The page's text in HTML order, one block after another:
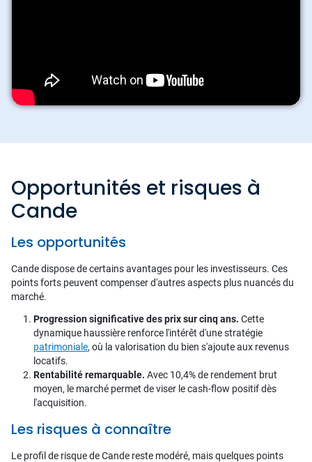
Opportunités et risques à
Cande
Les opportunités
Cande dispose de certains avantages pour les investisseurs. Ces
points forts peuvent compenser d'autres aspects plus nuancés du
marché.
Progression significative des prix sur cinq ans. Cette
dynamique haussière renforce l'intérêt d'une stratégie
patrimoniale, où la valorisation du bien s'ajoute aux revenus
locatifs.
Rentabilité remarquable. Avec 10,4% de rendement brut
moyen, le marché permet de viser le cash-flow positif dès
l'acquisition.
Les risques à connaître
Le profil de risque de Cande reste modéré, mais quelques points